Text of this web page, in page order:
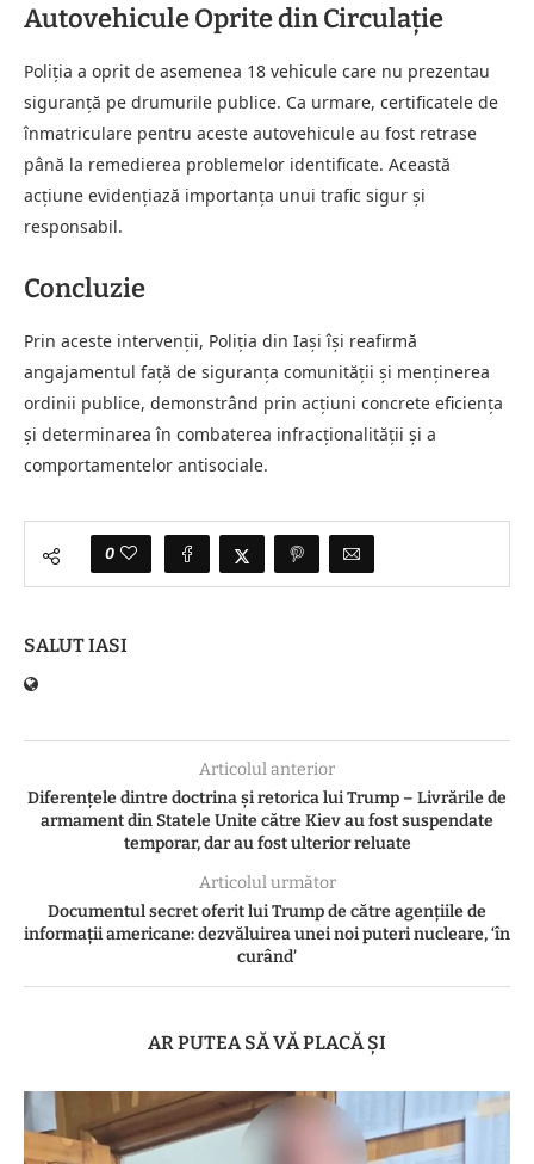
Autovehicule Oprite din Circulație
Poliția a oprit de asemenea 18 vehicule care nu prezentau
siguranță pe drumurile publice. Ca urmare, certificatele de
înmatriculare pentru aceste autovehicule au fost retrase
până la remedierea problemelor identificate. Această
acțiune evidențiază importanța unui trafic sigur și
responsabil.
Concluzie
Prin aceste intervenții, Poliția din Iași își reafirmă
angajamentul față de siguranța comunității și menținerea
ordinii publice, demonstrând prin acțiuni concrete eficiența
și determinarea în combaterea infracționalității și a
comportamentelor antisociale.
0
SALUT IASI
Articolul anterior
Diferențele dintre doctrina și retorica lui Trump – Livrările de
armament din Statele Unite către Kiev au fost suspendate
temporar, dar au fost ulterior reluate
Articolul următor
Documentul secret oferit lui Trump de către agențiile de
informații americane: dezvăluirea unei noi puteri nucleare, ‘în
curând’
AR PUTEA SĂ VĂ PLACĂ ȘI